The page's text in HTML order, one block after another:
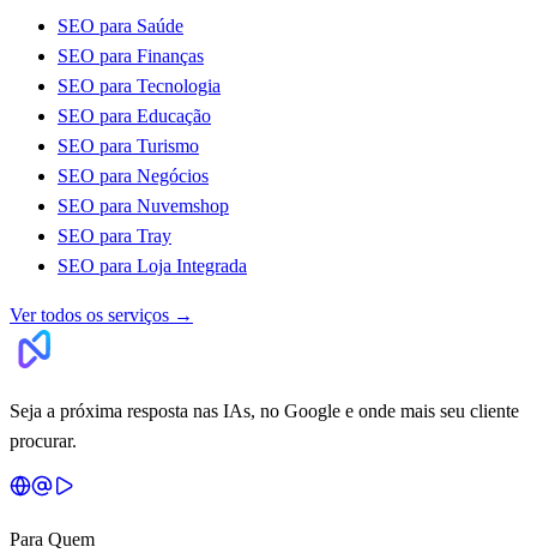
SEO para Saúde
SEO para Finanças
SEO para Tecnologia
SEO para Educação
SEO para Turismo
SEO para Negócios
SEO para Nuvemshop
SEO para Tray
SEO para Loja Integrada
Ver todos os serviços →
Seja a próxima resposta nas IAs, no Google e onde mais seu cliente
procurar.
Para Quem